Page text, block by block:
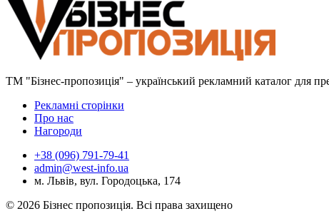
ТМ "Бізнес-пропозиція" – український рекламний каталог для
Рекламні сторінки
Про нас
Нагороди
+38 (096) 791-79-41
admin@west-info.ua
м. Львів, вул. Городоцька, 174
© 2026 Бізнес пропозиція. Всі права захищено